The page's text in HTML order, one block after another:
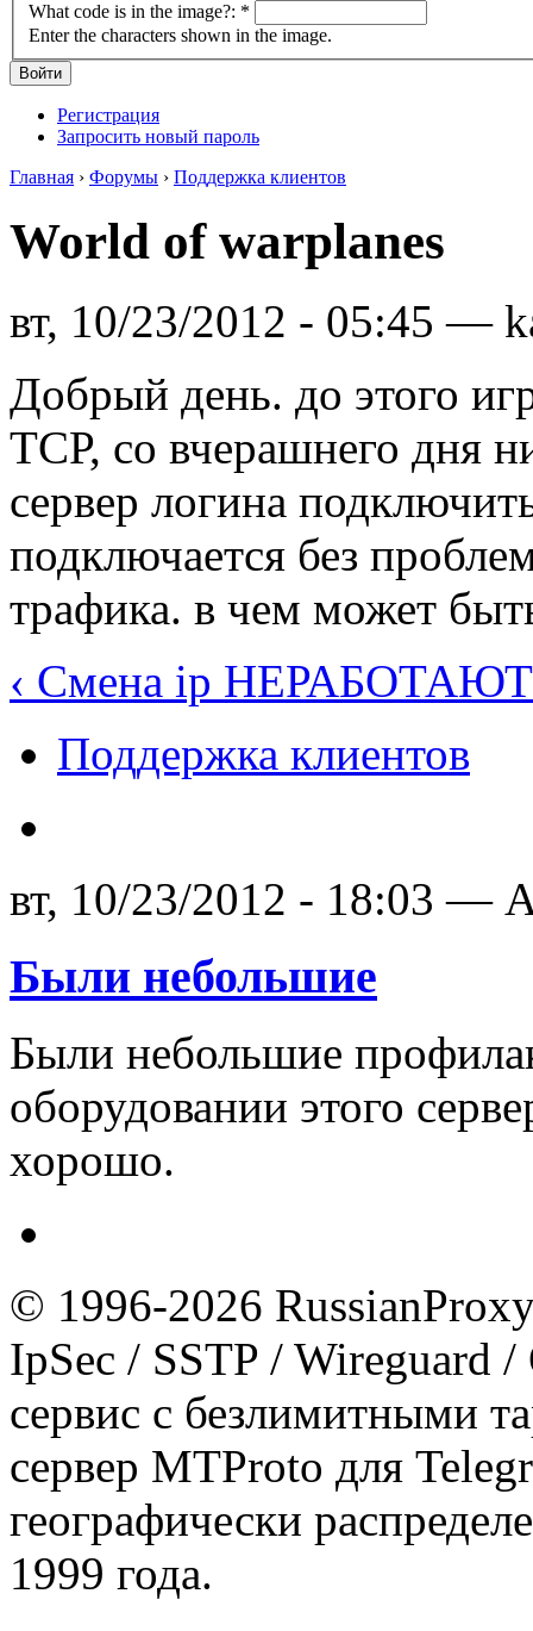
What code is in the image?: *
Enter the characters shown in the image.
Регистрация
Запросить новый пароль
Главная › Форумы › Поддержка клиентов
World of warplanes
вт, 10/23/2012 - 05:45 —
Добрый день. до этого
ТСР, со вчерашнего дня
сервер логина
подключается без
трафика. в чем может
‹ Смена ip НЕРАБОТАЮТ
Поддержка клиентов
вт, 10/23/2012 - 18:03 —
Были небольшие
Были небольшие
оборудовании этого
хорошо.
© 1996-2026
IpSec / SSTP / Wireguard
сервис с безлимитными
сервер MTProto для
географически
1999 года.